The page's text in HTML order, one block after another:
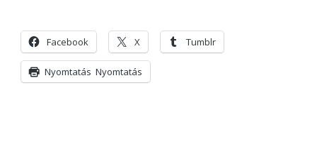
Facebook X Tumblr
Nyomtatás Nyomtatás